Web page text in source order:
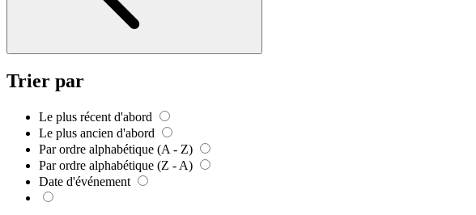
Trier par
Le plus récent d'abord
Le plus ancien d'abord
Par ordre alphabétique (A - Z)
Par ordre alphabétique (Z - A)
Date d'événement